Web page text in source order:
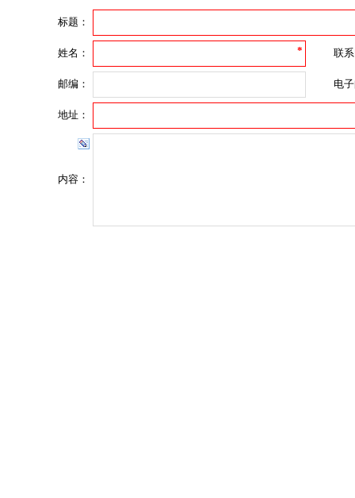
标题：
姓名： 联
邮编： 电
地址：
内容：
*